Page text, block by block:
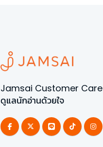
Jamsai Customer Care
ดูแลนักอ่านด้วยใจ